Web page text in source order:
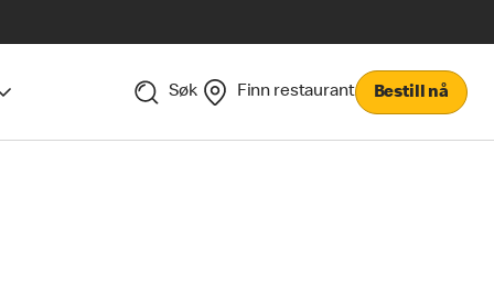
Søk Finn restaurant Bestill nå